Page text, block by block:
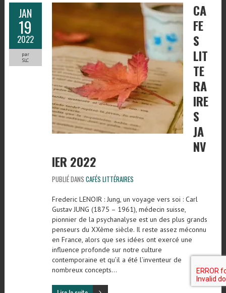
JAN
19
2022
par
SLC
CA
FE
S
LIT
TE
RA
IRE
S
JA
NV
IER 2022
PUBLIÉ DANS CAFÉS LITTÉRAIRES
Frederic LENOIR : Jung, un voyage vers soi : Carl
Gustav JUNG (1875 – 1961), médecin suisse,
pionnier de la psychanalyse est un des plus grands
penseurs du XXème siècle. Il reste assez méconnu
en France, alors que ses idées ont exercé une
influence profonde sur notre culture
contemporaine et qu’il a été l’inventeur de
nombreux concepts…